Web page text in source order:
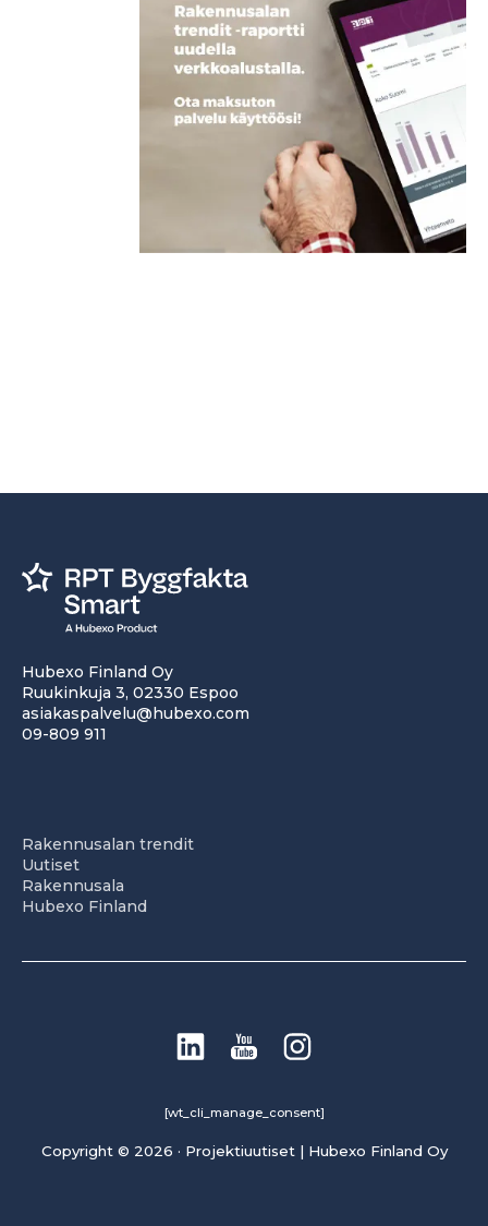
Hubexo Finland Oy
Ruukinkuja 3, 02330 Espoo
asiakaspalvelu@hubexo.com
09-809 911
Rakennusalan trendit
Uutiset
Rakennusala
Hubexo Finland
[wt_cli_manage_consent]
Copyright © 2026 · Projektiuutiset | Hubexo Finland Oy